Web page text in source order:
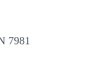
7981